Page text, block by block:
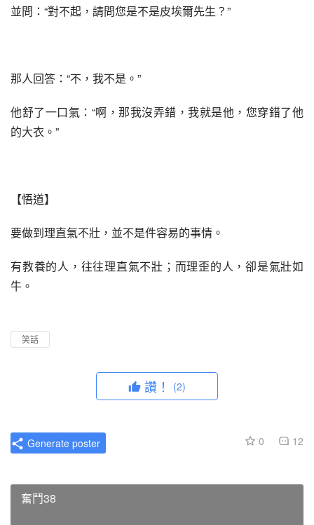
並問：“對不起，請問您是不是皮埃爾先生？”
那人回答：“不，我不是。”
他舒了一口氣：“啊，那我沒弄錯，我就是他，您穿錯了他
的大衣。”
【悟道】
要做到理直氣不壯，並不是件容易的事情。
有教養的人，往往理直氣不壯；而理歪的人，卻是氣壯如
牛。
笑話
讚！ (2)
0 12
Generate poster
奮鬥38